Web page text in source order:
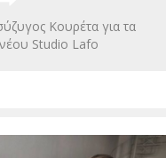
Κουρέτα για τα
νέου Studio Lafo